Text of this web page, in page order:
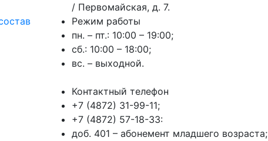
/ Первомайская, д. 7.
Режим работы
пн. – пт.: 10:00 – 19:00;
сб.: 10:00 – 18:00;
вс. – выходной.
Контактный телефон
+7 (4872) 31-99-11;
+7 (4872) 57-18-33:
доб. 401 – абонемент младшего возраста;